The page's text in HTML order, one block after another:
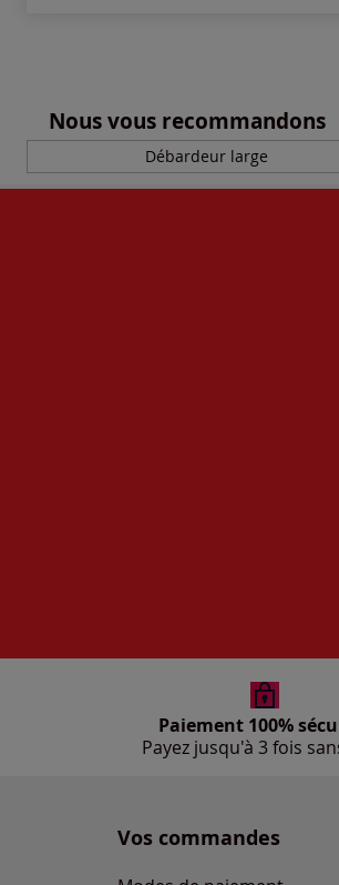
Nous vous recommandons
Débardeur large
Paiement 100%
Payez jusqu'à 3 fois
Vos commandes